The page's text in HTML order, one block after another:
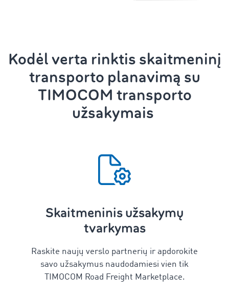
Kodėl verta rinktis skaitmeninį
transporto planavimą su
TIMOCOM transporto
užsakymais
Skaitmeninis užsakymų
tvarkymas
Raskite naujų verslo partnerių ir apdorokite
savo užsakymus naudodamiesi vien tik
TIMOCOM Road Freight Marketplace.